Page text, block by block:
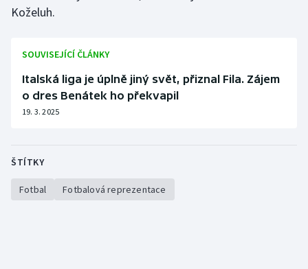
Veslování
Volejbal
Ostatní
Koželuh.
SOUVISEJÍCÍ ČLÁNKY
Italská liga je úplně jiný svět, přiznal Fila. Zájem
o dres Benátek ho překvapil
19. 3. 2025
ŠTÍTKY
Fotbal Fotbalová reprezentace